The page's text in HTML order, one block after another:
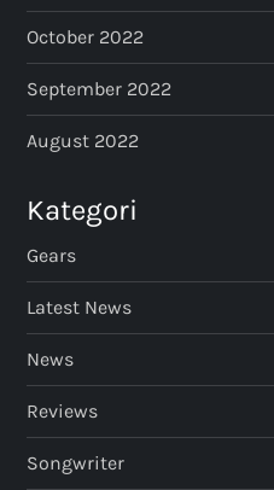
October 2022
September 2022
August 2022
Kategori
Gears
Latest News
News
Reviews
Songwriter